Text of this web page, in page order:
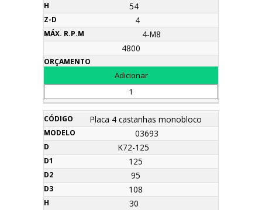
54
4
4-M8
4800
Placa 4 castanhas monobloco
03693
K72-125
125
95
108
30